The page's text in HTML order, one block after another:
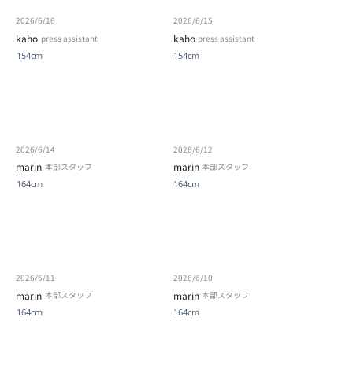
kaho press assistant
2026/6/16
154cm
kaho press assistant
2026/6/15
154cm
marin 本部スタッフ
2026/6/14
164cm
marin 本部スタッフ
2026/6/12
164cm
marin 本部スタッフ
2026/6/11
164cm
marin 本部スタッフ
2026/6/10
164cm